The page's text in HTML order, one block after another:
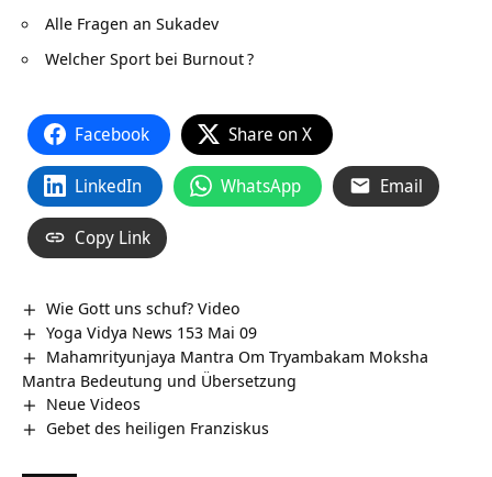
Alle Fragen an Sukadev
Welcher Sport bei Burnout?
Facebook Share on X
LinkedIn WhatsApp Email
Copy Link
Wie Gott uns schuf? Video
Yoga Vidya News 153 Mai 09
Mahamrityunjaya Mantra Om Tryambakam Moksha
Mantra Bedeutung und Übersetzung
Neue Videos
Gebet des heiligen Franziskus